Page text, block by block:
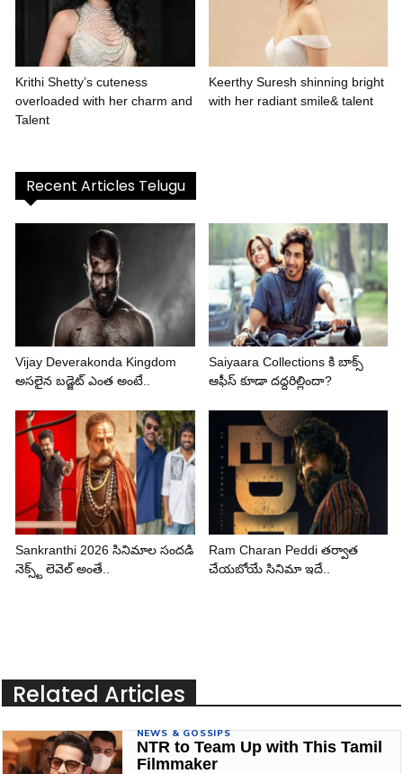
Krithi Shetty’s cuteness
overloaded with her charm and
Talent
Keerthy Suresh shinning bright
with her radiant smile& talent
Recent Articles Telugu
Vijay Deverakonda Kingdom
అసలైన బడ్జెట్ ఎంత అంటే..
Saiyaara Collections కి బాక్స్
ఆఫీస్ కూడా దద్దరిల్లిందా?
Sankranthi 2026 సినిమాల సందడి
నెక్స్ట్ లెవెల్ అంతే..
Ram Charan Peddi తర్వాత
చేయబోయే సినిమా ఇదే..
Related Articles
NEWS & GOSSIPS
NTR to Team Up with This Tamil
Filmmaker